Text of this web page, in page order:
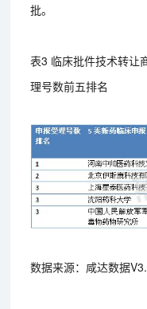
批。
表3 临床批件技术转
理号数前五排名
数据来源：咸达数据